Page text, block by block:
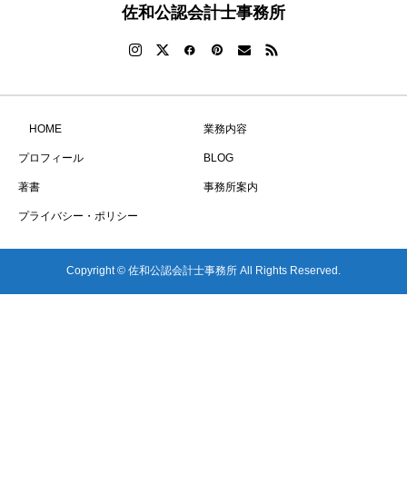
佐和公認会計士事務所
HOME 業務内容
プロフィール BLOG
著書 事務所案内
プライバシー・ポリシー
Copyright © 佐和公認会計士事務所 All Rights Reserved.